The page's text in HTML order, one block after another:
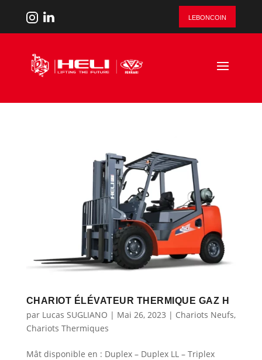
leboncoin
CHARIOT ÉLÉVATEUR THERMIQUE GAZ H
par Lucas SUGLIANO | Mai 26, 2023 | Chariots Neufs,
Chariots Thermiques
Mât disponible en : Duplex – Duplex LL – Triplex